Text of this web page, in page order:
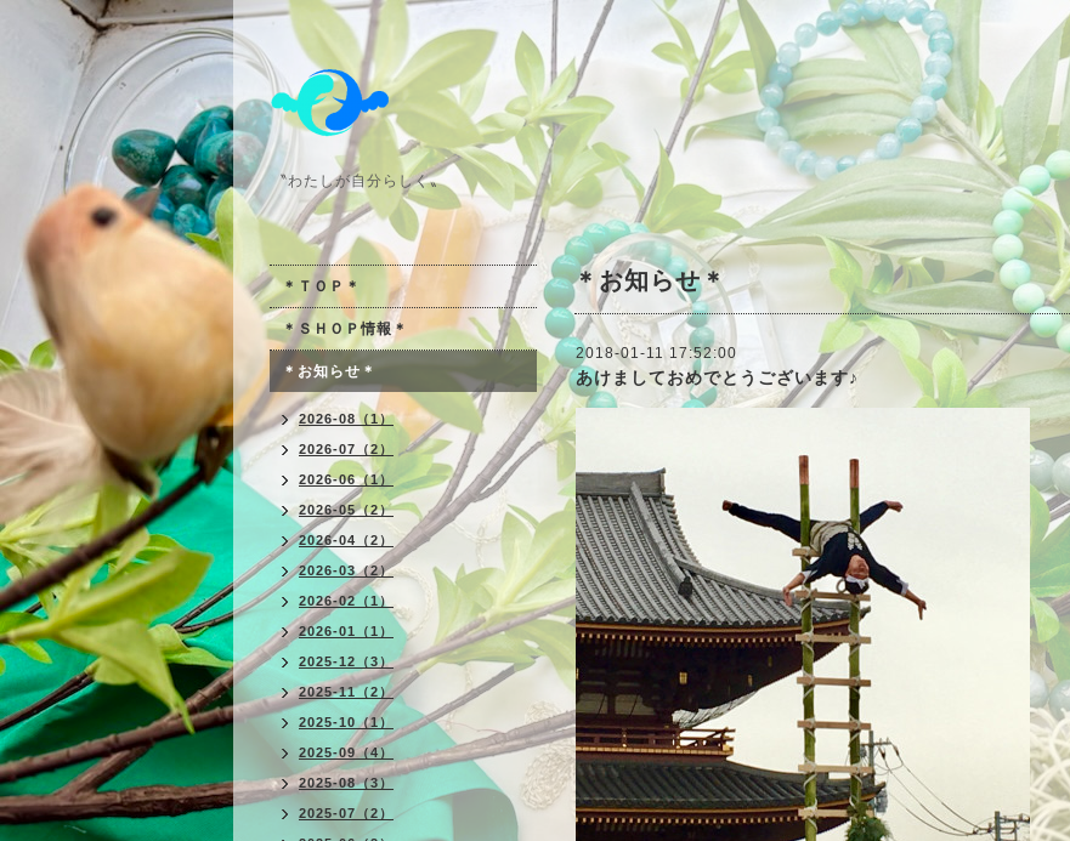
〝わたしが自分らしく〟
＊お知らせ＊
2018-01-11 17:52:00
あけましておめでとうございます♪
＊ＴＯＰ＊
＊ＳＨＯＰ情報＊
＊お知らせ＊
2026-08（1）
2026-07（2）
2026-06（1）
2026-05（2）
2026-04（2）
2026-03（2）
2026-02（1）
2026-01（1）
2025-12（3）
2025-11（2）
2025-10（1）
2025-09（4）
2025-08（3）
2025-07（2）